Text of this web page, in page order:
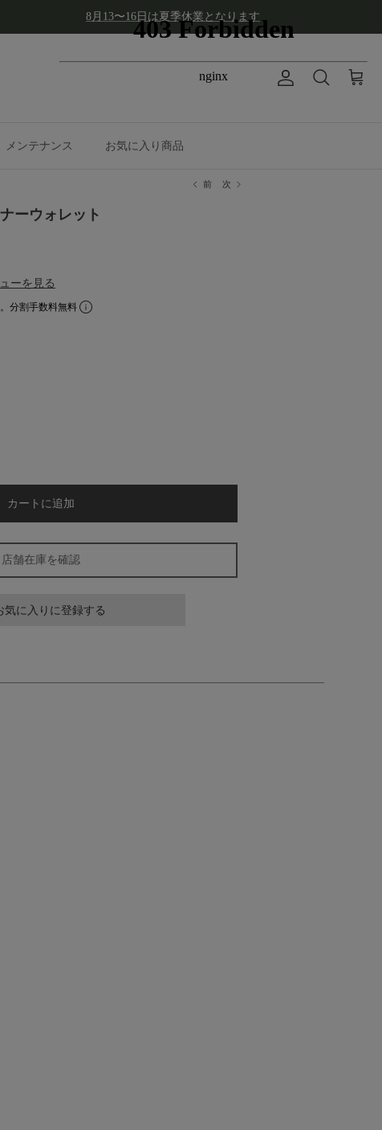
8月13〜16日は夏季休業となります
アカウント
検索 カート
メンテナンス お気に入り商品
前 次
ーウォレット
ーを見る
分割手数料無料
カートに追加
店舗在庫を確認
気に入りに登録する